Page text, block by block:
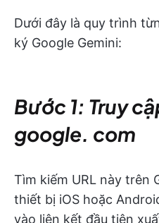
Dưới đây là quy trình
ký Google Gemini:
Bước 1: Truy
google. com
Tìm kiếm URL này trên
thiết bị iOS hoặc
vào liên kết đầu tiên